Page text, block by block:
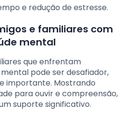
e redução de estresse.
e familiares com
mental
que enfrentam
pode ser desafiador,
importante. Mostrando
para ouvir e compreensão,
suporte significativo.